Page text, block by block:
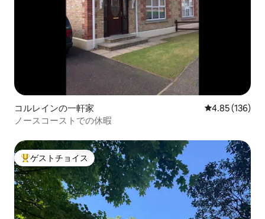
コルレインの一軒家 レビュー136
4.85 (136)
ノースコーストでの休暇
大好評のゲストチョイスです。
ゲストチョイス